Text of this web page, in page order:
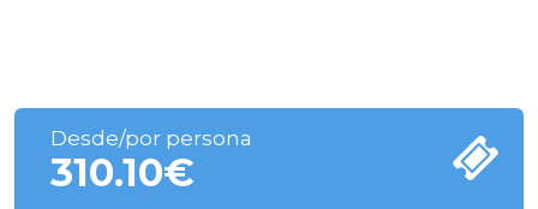
Desde/por persona
310.10€